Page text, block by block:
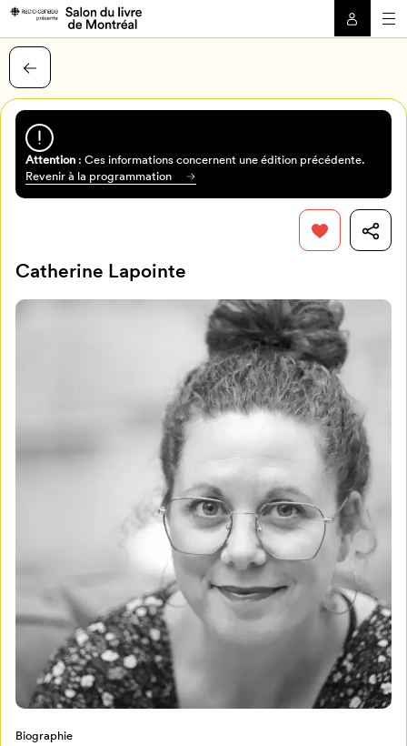
Programmation
Billetterie
Attention: Ces informations concernent une édition précédente.
Revenir à la programmation
Catherine Lapointe
Biographie
Pour enregistrer vos favoris,
connectez-vous ou créez votre profil
Mon Salon